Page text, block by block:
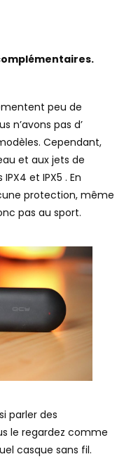
peu de
n’avons pas d’
Cependant,
et aux jets de
et IPX5 . En
protection, même
pas au sport.
parler des
le regardez comme
casque sans fil.